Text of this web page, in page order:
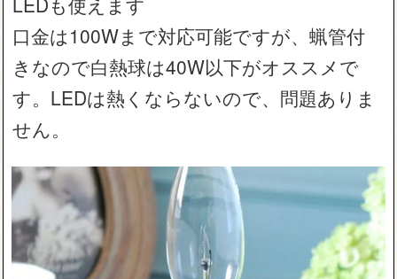
口金は100Wまで対応可能ですが、蝋管付
きなので白熱球は40W以下がオススメで
す。LEDは熱くならないので、問題ありま
せん。